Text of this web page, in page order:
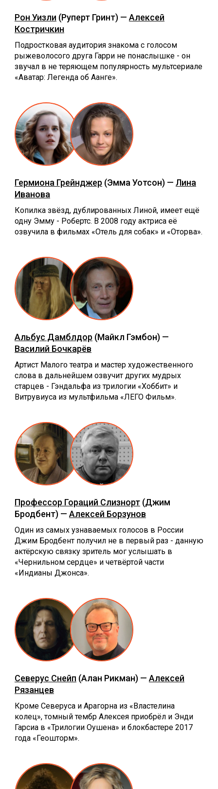
Рон Уизли (Руперт Гринт) — Алексей
Костричкин
Подростковая аудитория знакома с голосом
рыжеволосого друга Гарри не понаслышке - он
звучал в не теряющем популярность мультсериале
«Аватар: Легенда об Аанге».
Гермиона Грейнджер (Эмма Уотсон) — Лина
Иванова
Копилка звёзд, дублированных Линой, имеет ещё
одну Эмму - Робертс. В 2008 году актриса её
озвучила в фильмах «Отель для собак» и «Оторва».
Альбус Дамблдор (Майкл Гэмбон) —
Василий Бочкарёв
Артист Малого театра и мастер художественного
слова в дальнейшем озвучит других мудрых
старцев - Гэндальфа из трилогии «Хоббит» и
Витрувиуса из мультфильма «ЛЕГО Фильм».
Профессор Гораций Слизнорт (Джим
Бродбент) — Алексей Борзунов
Один из самых узнаваемых голосов в России
Джим Бродбент получил не в первый раз - данную
актёрскую связку зритель мог услышать в
«Чернильном сердце» и четвёртой части
«Индианы Джонса».
Северус Снейп (Алан Рикман) — Алексей
Рязанцев
Кроме Северуса и Арагорна из «Властелина
колец», томный тембр Алексея приобрёл и Энди
Гарсиа в «Трилогии Оушена» и блокбастере 2017
года «Геошторм».